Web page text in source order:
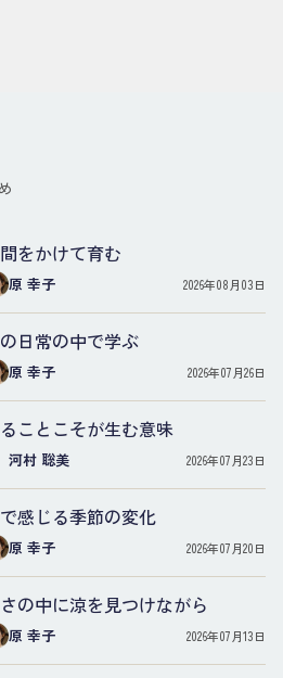
をかけて育む
原 幸子 2026年08月03日
日常の中で学ぶ
原 幸子 2026年07月26日
ことこそが生む意味
河村 聡美 2026年07月23日
感じる季節の変化
原 幸子 2026年07月20日
の中に涼を見つけながら
原 幸子 2026年07月13日